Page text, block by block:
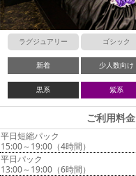
ラグジュアリー ゴシック
新着 少人数向け
黒系 紫系
ご利用料金
平日短縮パック
15:00～19:00（4時間）
平日パック
13:00～19:00（6時間）